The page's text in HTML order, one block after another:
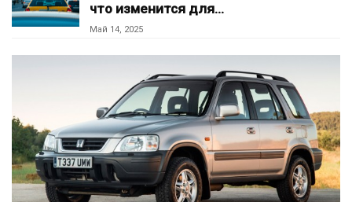
что изменится для…
Май 14, 2025